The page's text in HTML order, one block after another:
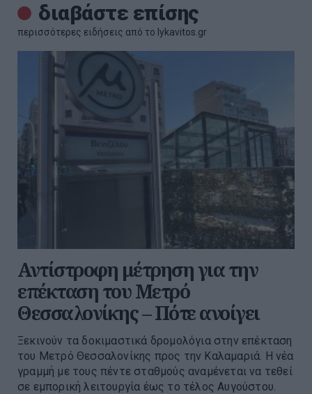
διαβάστε επίσης
περισσότερες ειδήσεις από το lykavitos.gr
Αντίστροφη μέτρηση για την
επέκταση του Μετρό
Θεσσαλονίκης – Πότε ανοίγει
Ξεκινούν τα δοκιμαστικά δρομολόγια στην επέκταση
του Μετρό Θεσσαλονίκης προς την Καλαμαριά. Η νέα
γραμμή με τους πέντε σταθμούς αναμένεται να τεθεί
σε εμπορική λειτουργία έως το τέλος Αυγούστου.